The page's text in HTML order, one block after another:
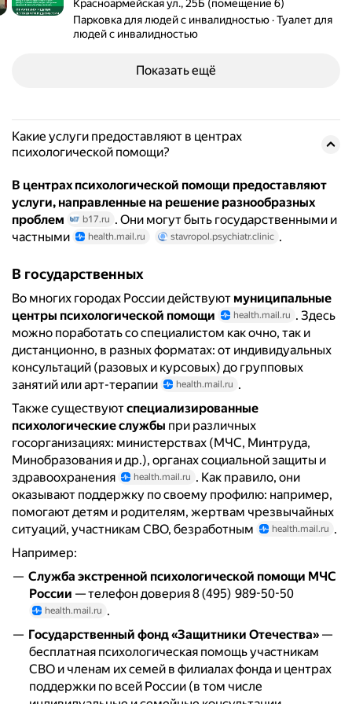
Красноармейская ул., 25Б (помещение 6)
Парковка для людей с инвалидностью Туалет для
людей с инвалидностью
Показать ещё
Какие услуги предоставляют в центрах
психологической помощи?
В центрах психологической помощи предоставляют
услуги, направленные на решение разнообразных
проблем
b17.ru . Они могут быть государственными и
частными
health.mail.ru stavropol.psychiatr.clinic .
В государственных
Во многих городах России действуют муниципальные
центры психологической помощи
health.mail.ru . Здесь
можно поработать со специалистом как очно, так и
дистанционно, в разных форматах: от индивидуальных
консультаций (разовых и курсовых) до групповых
занятий или арт-терапии
health.mail.ru .
Также существуютспециализированные
психологические службы при различных
госорганизациях: министерствах (МЧС, Минтруда,
Минобразования и др.), органах социальной защиты и
здравоохранения
health.mail.ru . Как правило, они
оказывают поддержку по своему профилю: например,
помогают детям и родителям, жертвам чрезвычайных
ситуаций, участникам СВО, безработным
health.mail.ru .
Например:
Служба экстренной психологической помощи МЧС
России — телефон доверия 8 (495) 989-50-50
health.mail.ru .
Государственный фонд «Защитники Отечества» —
бесплатная психологическая помощь участникам
СВО и членам их семей в филиалах фонда и центрах
поддержки по всей России (в том числе